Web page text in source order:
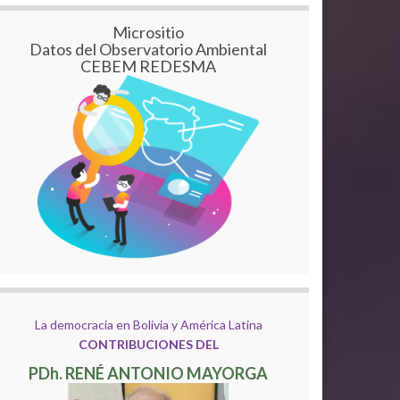
Micrositio
Datos del Observatorio Ambiental
CEBEM REDESMA
La democracia en Bolivia y América Latina
CONTRIBUCIONES DEL
PDh. RENÉ ANTONIO MAYORGA